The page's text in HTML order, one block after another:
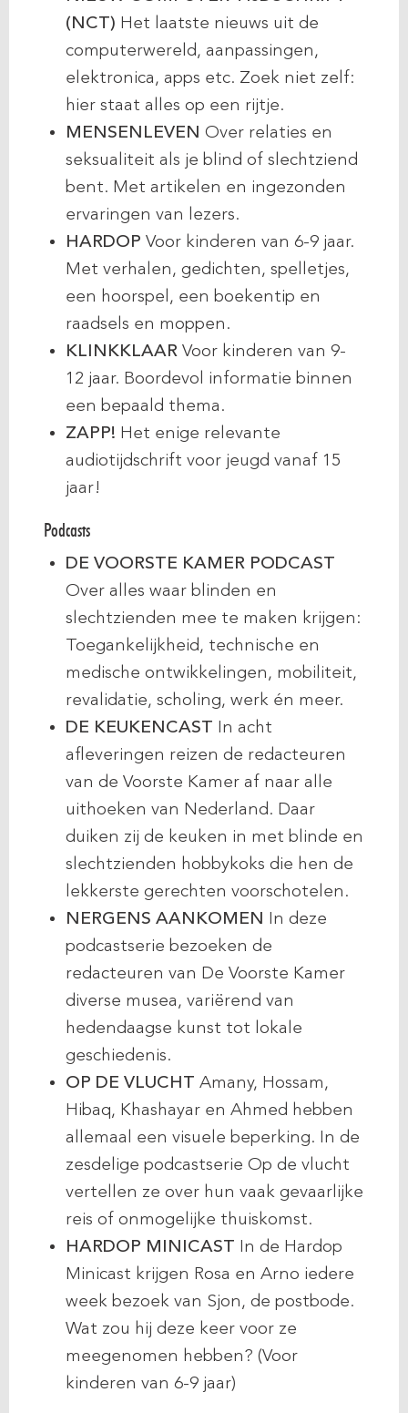
(NCT) Het laatste nieuws uit de
computerwereld, aanpassingen,
elektronica, apps etc. Zoek niet zelf:
hier staat alles op een rijtje.
MENSENLEVEN Over relaties en
seksualiteit als je blind of slechtziend
bent. Met artikelen en ingezonden
ervaringen van lezers.
HARDOP Voor kinderen van 6-9 jaar.
Met verhalen, gedichten, spelletjes,
een hoorspel, een boekentip en
raadsels en moppen.
KLINKKLAAR Voor kinderen van 9-
12 jaar. Boordevol informatie binnen
een bepaald thema.
ZAPP! Het enige relevante
audiotijdschrift voor jeugd vanaf 15
jaar!
Podcasts
DE VOORSTE KAMER PODCAST
Over alles waar blinden en
slechtzienden mee te maken krijgen:
Toegankelijkheid, technische en
medische ontwikkelingen, mobiliteit,
revalidatie, scholing, werk én meer.
DE KEUKENCAST In acht
afleveringen reizen de redacteuren
van de Voorste Kamer af naar alle
uithoeken van Nederland. Daar
duiken zij de keuken in met blinde en
slechtzienden hobbykoks die hen de
lekkerste gerechten voorschotelen.
NERGENS AANKOMEN
In deze
podcastserie bezoeken de
redacteuren van De Voorste Kamer
diverse musea, variërend van
hedendaagse kunst tot lokale
geschiedenis.
OP DE VLUCHT Amany, Hossam,
Hibaq, Khashayar en Ahmed hebben
allemaal een visuele beperking. In de
zesdelige podcastserie Op de vlucht
vertellen ze over hun vaak gevaarlijke
reis of onmogelijke thuiskomst.
HARDOP MINICAST In de Hardop
Minicast krijgen Rosa en Arno iedere
week bezoek van Sjon, de postbode.
Wat zou hij deze keer voor ze
meegenomen hebben? (Voor
kinderen van 6-9 jaar)